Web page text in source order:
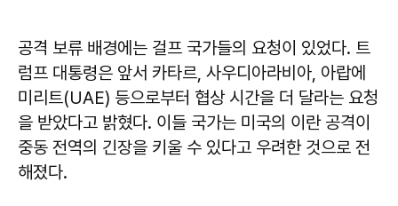
공격 보류 배경에는 걸프 국가들의 요청이 있었다. 트
럼프 대통령은 앞서 카타르, 사우디아라비아, 아랍에
미리트(UAE) 등으로부터 협상 시간을 더 달라는 요청
을 받았다고 밝혔다. 이들 국가는 미국의 이란 공격이
중동 전역의 긴장을 키울 수 있다고 우려한 것으로 전
해졌다.